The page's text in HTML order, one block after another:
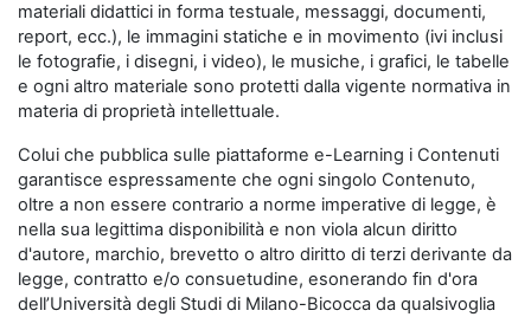
materiali didattici in forma testuale, messaggi, documenti,
report, ecc.), le immagini statiche e in movimento (ivi inclusi
le fotografie, i disegni, i video), le musiche, i grafici, le tabelle
e ogni altro materiale sono protetti dalla vigente normativa in
materia di proprietà intellettuale.
Colui che pubblica sulle piattaforme e-Learning i Contenuti
garantisce espressamente che ogni singolo Contenuto,
oltre a non essere contrario a norme imperative di legge, è
nella sua legittima disponibilità e non viola alcun diritto
d'autore, marchio, brevetto o altro diritto di terzi derivante da
legge, contratto e/o consuetudine, esonerando fin d'ora
dell’Università degli Studi di Milano-Bicocca da qualsivoglia